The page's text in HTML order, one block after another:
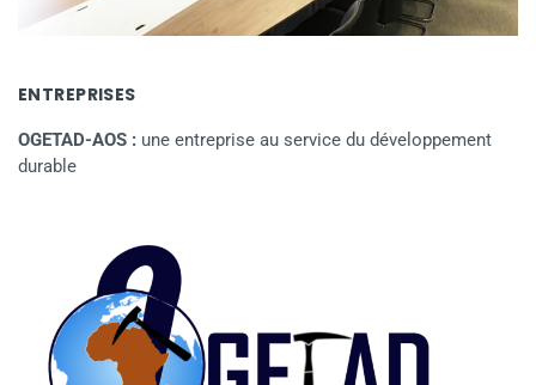
ENTREPRISES
OGETAD-AOS : une entreprise au service du développement
durable